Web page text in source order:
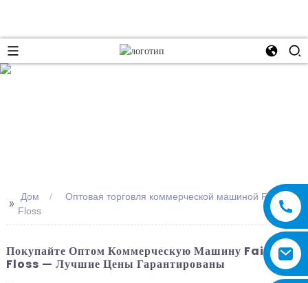
>> Дом
Оптовая торговля коммерческой машиной Fairy
Floss
Покупайте Оптом Коммерческую Машину Fairy
Floss — Лучшие Цены Гарантированы